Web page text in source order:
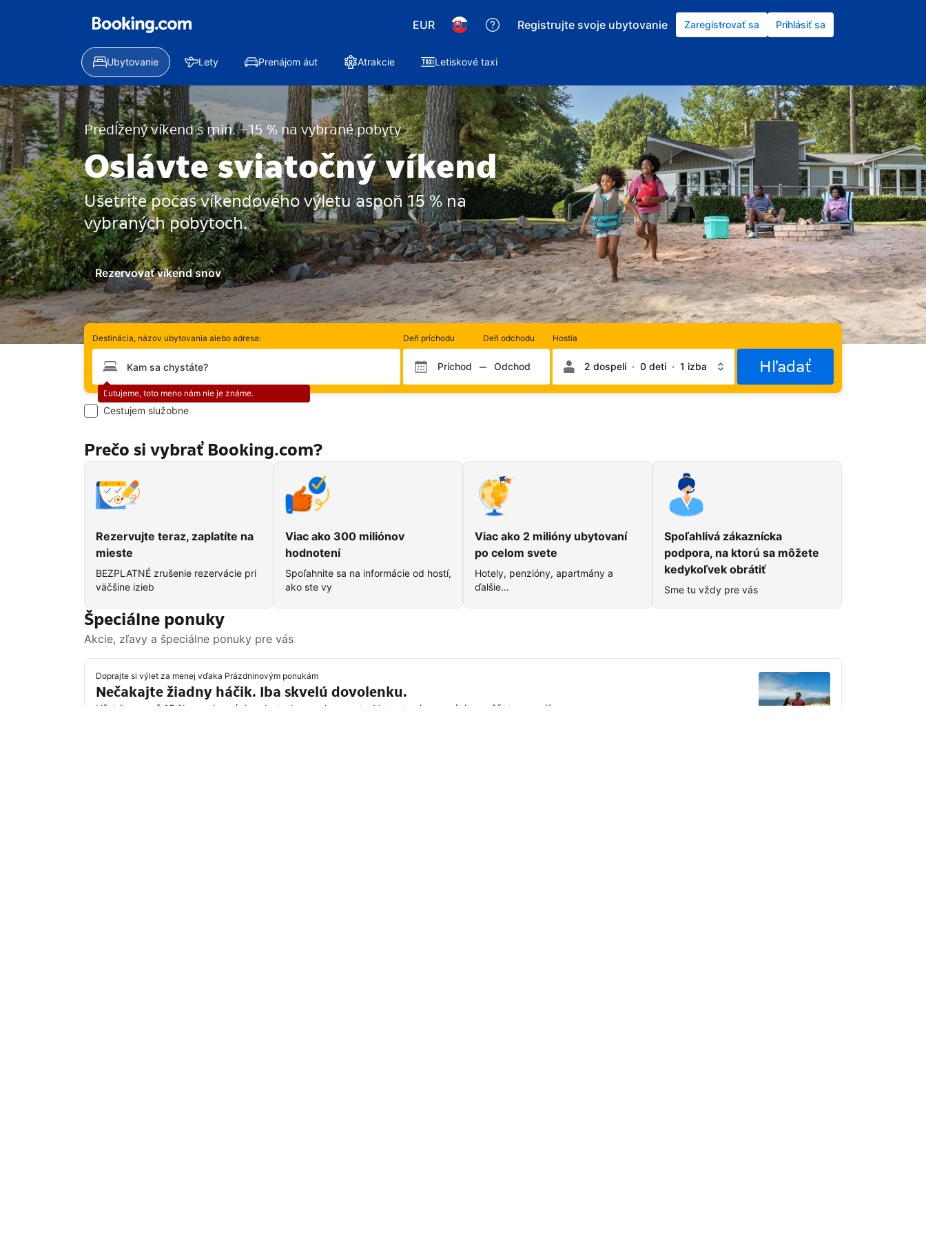
EUR Registrujte svoje ubytovanie Zaregistrovať sa Prihlásiť sa
Ubytovanie Lety Prenájom áut Atrakcie Letiskové taxi
Predĺžený víkend s min. −15 % na vybrané pobyty
Oslávte sviatočný víkend
Ušetrite počas víkendového výletu aspoň 15 % na
vybraných pobytoch.
Rezervovať víkend snov
Destinácia, názov ubytovania alebo adresa:
Chyba:
Ľutujeme, toto meno nám nie je známe.
Deň príchodu
Mesiac príchodu Deň príchodu
Príchod
Deň odchodu
Mesiac odchodu Deň odchodu
Odchod
Hostia
Počet
izieb
2 dospelí · 0 detí · 1 izba Hľadať
Cestujem služobne
Prečo si vybrať Booking.com?
Rezervujte teraz, zaplatíte na
mieste
BEZPLATNÉ zrušenie rezervácie pri
väčšine izieb
Viac ako 300 miliónov
hodnotení
Spoľahnite sa na informácie od hostí,
ako ste vy
Viac ako 2 milióny ubytovaní
po celom svete
Hotely, penzióny, apartmány a
ďalšie…
Spoľahlivá zákaznícka
podpora, na ktorú sa môžete
kedykoľvek obrátiť
Sme tu vždy pre vás
Špeciálne ponuky
Akcie, zľavy a špeciálne ponuky pre vás
Doprajte si výlet za menej vďaka Prázdninovým ponukám
Nečakajte žiadny háčik. Iba skvelú dovolenku.
Ušetrite aspoň 15 % na vybraných pobytoch po celom svete. Vytvorte si rezerváciu a môžete vyraziť.